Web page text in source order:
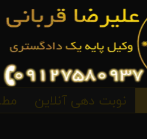
نوبت دهی آنلاین